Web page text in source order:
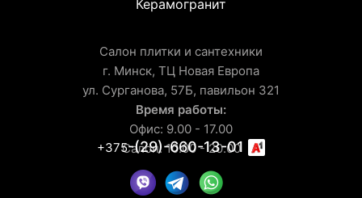
Керамогранит
Салон плитки и сантехники
г. Минск, ТЦ Новая Европа
ул. Сурганова, 57Б, павильон 321
Время работы:
Офис: 9.00 - 17.00
Салон: 10.00 - 20.00
+375-(29)-660-13-01